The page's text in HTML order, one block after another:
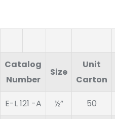
Catalog
Number
Size
Unit
Carton
E-L 121 -A ½” 50